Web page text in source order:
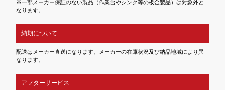
※一部メーカー保証のない製品（作業台やシンク等の板金製品）は対象外と
なります。
納期について
配送はメーカー直送になります。メーカーの在庫状況及び納品地域により異
なります。
アフターサービス